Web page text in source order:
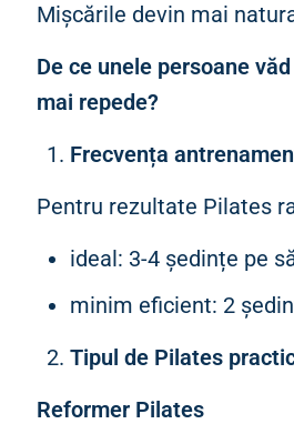
Mișcările devin mai
De ce unele persoane
mai repede?
Frecvența
Pentru rezultate Pilates
ideal: 3-4 ședințe pe
minim eficient: 2
Tipul de Pilates
Reformer Pilates